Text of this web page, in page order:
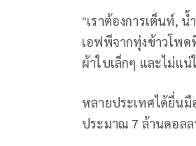
"เราต้องการเต็นท์,
เอฟพีจากทุ่งข้าวโพ
ผ้าใบเล็กๆ และไม่แ
หลายประเทศได้ยื่นมื
ประมาณ 7 ล้านดอล